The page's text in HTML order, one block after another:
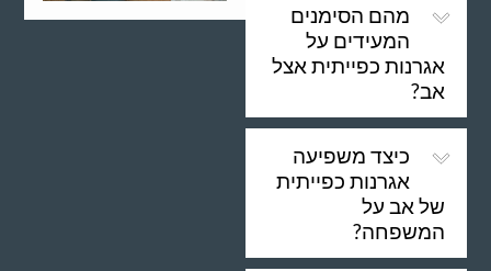
מהם הסימנים
המעידים על
אגרנות כפייתית אצל
אב?
כיצד משפיעה
אגרנות כפייתית
של אב על
המשפחה?